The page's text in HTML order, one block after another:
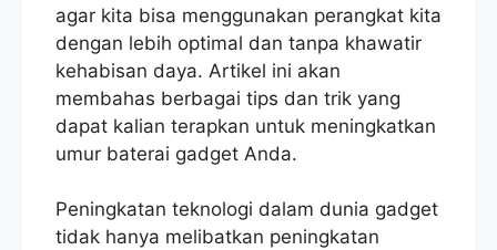
agar kita bisa menggunakan perangkat kita
dengan lebih optimal dan tanpa khawatir
kehabisan daya. Artikel ini akan
membahas berbagai tips dan trik yang
dapat kalian terapkan untuk meningkatkan
umur baterai gadget Anda.
Peningkatan teknologi dalam dunia gadget
tidak hanya melibatkan peningkatan